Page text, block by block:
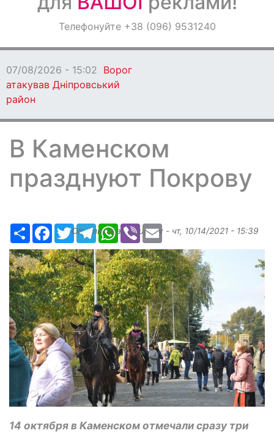
ОголошенняТелефонуйте +38 (096) 9531240
В Каменском
празднуют Покрову
РесурсFacebook
TwitterTelegramWhatsApp
ViberEmail
Опубликованоbugaev - чт, 10/14/2021 - 15:39
14 октября в Каменском отмечали сразу три